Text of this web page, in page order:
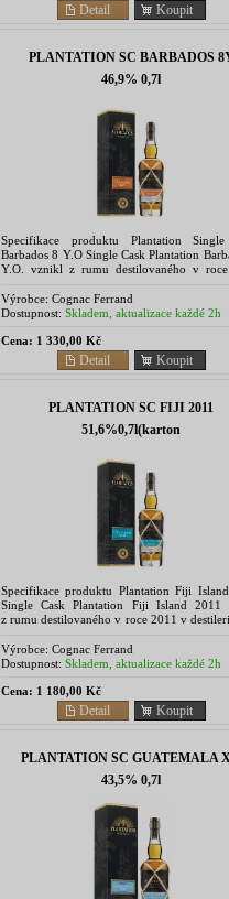
Koupit
Detail
PLANTATION SC BARBADOS
46,9% 0,7l
Specifikace produktu Plantation
Barbados 8 Y.O Single Cask Plantation
Y.O. vznikl z rumu destilovaného v
Výrobce: Cognac Ferrand
Dostupnost: Skladem, aktualizace každé 2h
Cena: 1 330,00 Kč
Koupit
Detail
PLANTATION SC FIJI 2011
51,6%0,7l(karton
Specifikace produktu Plantation Fiji
Single Cask Plantation Fiji Island 2011
z rumu destilovaného v roce 2011 v
Výrobce: Cognac Ferrand
Dostupnost: Skladem, aktualizace každé 2h
Cena: 1 180,00 Kč
Koupit
Detail
PLANTATION SC GUATEMALA
43,5% 0,7l